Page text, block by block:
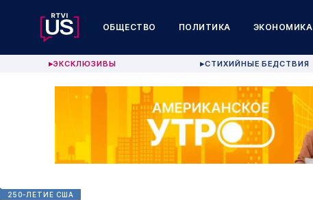
ОБЩЕСТВО ПОЛИТИКА ЭКОНОМИКА
▶ЭКСКЛЮЗИВЫ ▶СТИХИЙНЫЕ БЕДСТВИЯ
250-ЛЕТИЕ США